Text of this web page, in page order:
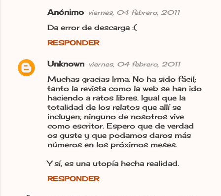
e
n
Anónimo viernes, 04 febrero, 2011
Da error de descarga :(
RESPONDER
Unknown viernes, 04 febrero, 2011
Muchas gracias Irma. No ha sido fácil;
tanto la revista como la web se han ido
haciendo a ratos libres. Igual que la
totalidad de los relatos que allí se
incluyen; ninguno de nosotros vive
como escritor. Espero que de verdad
os guste y que podamos daros más
números en los próximos meses.
Y sí, es una utopía hecha realidad.
RESPONDER